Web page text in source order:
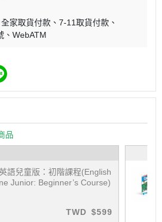
全家取貨付款
7-11取貨付款
WebATM
品
語兒童版：初階課程(English
Junior: Beginner’s Course)
TWD $599